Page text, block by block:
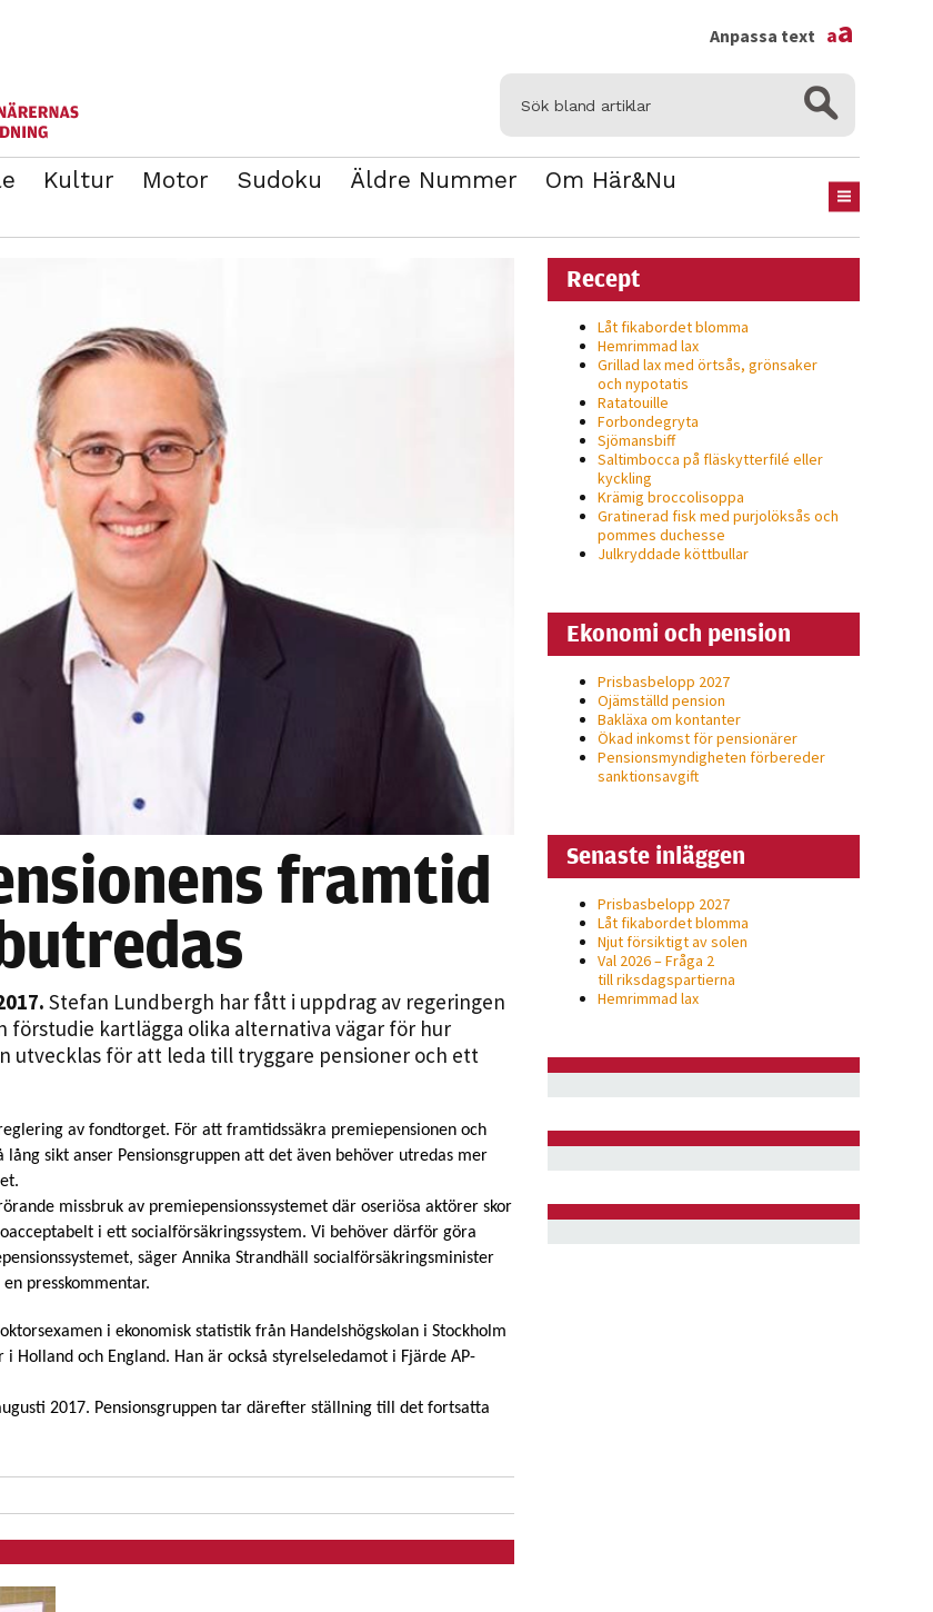
Kultur Motor Sudoku Äldre Nummer
Om Här&Nu
Anpassa text aa
framtid
Stefan Lundbergh har fått i uppdrag av regeringen
förstudie kartlägga olika alternativa vägar för hur
utvecklas för att leda till tryggare pensioner och ett
av fondtorget. För att framtidssäkra premiepensionen och
lång sikt anser Pensionsgruppen att det även behöver utredas mer
missbruk av premiepensionssystemet där oseriösa aktörer skor
i ett socialförsäkringssystem. Vi behöver därför göra
säger Annika Strandhäll socialförsäkringsminister
presskommentar.
i ekonomisk statistik från Handelshögskolan i Stockholm
Holland och England. Han är också styrelseledamot i Fjärde AP-
2017. Pensionsgruppen tar därefter ställning till det fortsatta
Recept
Låt fikabordet blomma
Hemrimmad lax
Grillad lax med örtsås, grönsaker
och nypotatis
Ratatouille
Forbondegryta
Sjömansbiff
Saltimbocca på fläsk­ytterfilé eller
kyckling
Krämig broccolisoppa
Gratinerad fisk med purjolöksås och
pommes duchesse
Julkryddade köttbullar
Ekonomi och pension
Prisbasbelopp 2027
Ojämställd pension
Bakläxa om kontanter
Ökad inkomst för pensionärer
Pensionsmyndigheten förbereder
sanktionsavgift
Senaste inläggen
Prisbasbelopp 2027
Låt fikabordet blomma
Njut försiktigt av solen
Val 2026 – Fråga 2
till riksdagspartierna
Hemrimmad lax
Nödvändiga
Dessa kakor
går inte att
behövs för
att hemsidan
över huvud
fungera.
Statistik
För att vi ska
kunna
hemsidans
funktionalitet
uppbyggnad,
baserat på
hur hemsidan
Upplevelse
För att vår
bra som